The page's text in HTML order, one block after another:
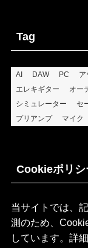
Tag
AI DAW PC ア
エレキギター
オー
シミュレーター
セ
プリアンプ
マイク
Cookieポリシ
当サイトでは、
測のため、
しています。詳